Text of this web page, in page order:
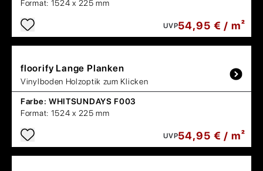
Format: 1524 x 225 mm
UVP54,95 € / m²
floorify Lange Planken
Vinylboden Holzoptik zum Klicken
Farbe: WHITSUNDAYS F003
Format: 1524 x 225 mm
UVP54,95 € / m²